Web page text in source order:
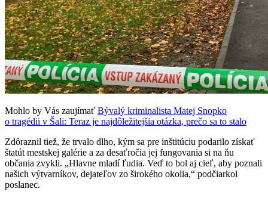
Mohlo by Vás zaujímať Bývalý kriminalista Matej Snopko
o tragédii v Šali: Teraz je najdôležitejšia otázka, prečo sa to stalo
Zdôraznil tiež, že trvalo dlho, kým sa pre inštitúciu podarilo získať
štatút mestskej galérie a za desaťročia jej fungovania si na ňu
občania zvykli. „Hlavne mladí ľudia. Veď to bol aj cieľ, aby poznali
našich výtvarníkov, dejateľov zo širokého okolia,“ podčiarkol
poslanec.